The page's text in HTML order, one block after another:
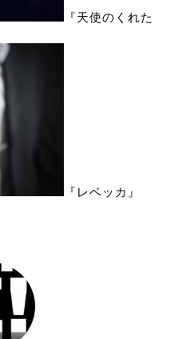
『天使のくれた
『レベッカ』